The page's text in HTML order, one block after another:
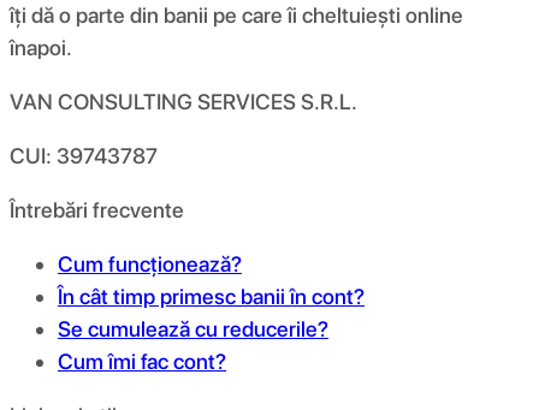
îți dă o parte din banii pe care îi cheltuiești online
înapoi.
VAN CONSULTING SERVICES S.R.L.
CUI: 39743787
Întrebări frecvente
Cum funcționează?
În cât timp primesc banii în cont?
Se cumulează cu reducerile?
Cum îmi fac cont?